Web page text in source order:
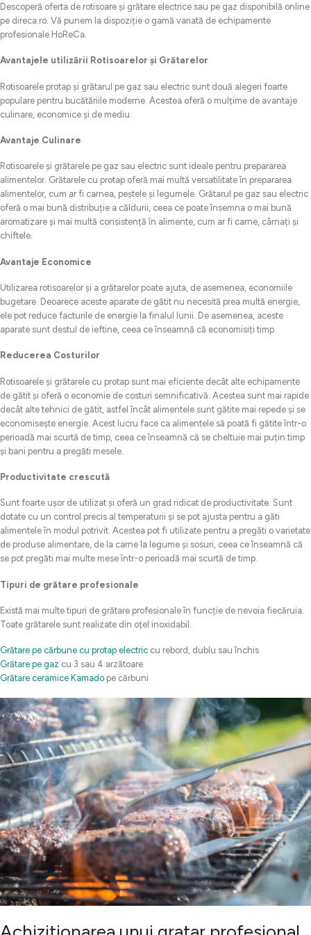
Descoperă oferta de rotisoare și grătare electrice sau pe gaz disponibilă online
pe direca.ro. Vă punem la dispoziție o gamă variată de echipamente
profesionale HoReCa.
Avantajele utilizării Rotisoarelor și Grătarelor
Rotisoarele protap și grătarul pe gaz sau electric sunt două alegeri foarte
populare pentru bucătăriile moderne. Acestea oferă o mulțime de avantaje
culinare, economice și de mediu.
Avantaje Culinare
Rotisoarele și grătarele pe gaz sau electric sunt ideale pentru prepararea
alimentelor. Grătarele cu protap oferă mai multă versatilitate în prepararea
alimentelor, cum ar fi carnea, peștele și legumele. Grătarul pe gaz sau electric
oferă o mai bună distribuție a căldurii, ceea ce poate însemna o mai bună
aromatizare și mai multă consistență în alimente, cum ar fi carne, cârnați și
chiftele.
Avantaje Economice
Utilizarea rotisoarelor și a grătarelor poate ajuta, de asemenea, economiile
bugetare. Deoarece aceste aparate de gătit nu necesită prea multă energie,
ele pot reduce facturile de energie la finalul lunii. De asemenea, aceste
aparate sunt destul de ieftine, ceea ce înseamnă că economisiți timp.
Reducerea Costurilor
Rotisoarele și grătarele cu protap sunt mai eficiente decât alte echipamente
de gătit și oferă o economie de costuri semnificativă. Acestea sunt mai rapide
decât alte tehnici de gătit, astfel încât alimentele sunt gătite mai repede și se
economisește energie. Acest lucru face ca alimentele să poată fi gătite într-o
perioadă mai scurtă de timp, ceea ce înseamnă că se cheltuie mai puțin timp
și bani pentru a pregăti mesele.
Productivitate crescută
Sunt foarte ușor de utilizat și oferă un grad ridicat de productivitate. Sunt
dotate cu un control precis al temperaturii și se pot ajusta pentru a găti
alimentele în modul potrivit. Acestea pot fi utilizate pentru a pregăti o varietate
de produse alimentare, de la carne la legume și sosuri, ceea ce înseamnă că
se pot pregăti mai multe mese într-o perioadă mai scurtă de timp.
Tipuri de grătare profesionale
Există mai multe tipuri de grătare profesionale în funcție de nevoia fiecăruia.
Toate grătarele sunt realizate din oțel inoxidabil.
Grătare pe cărbune cu protap electric cu rebord, dublu sau închis
Grătare pe gaz cu 3 sau 4 arzătoare
Grătare ceramice Kamado pe cărbuni